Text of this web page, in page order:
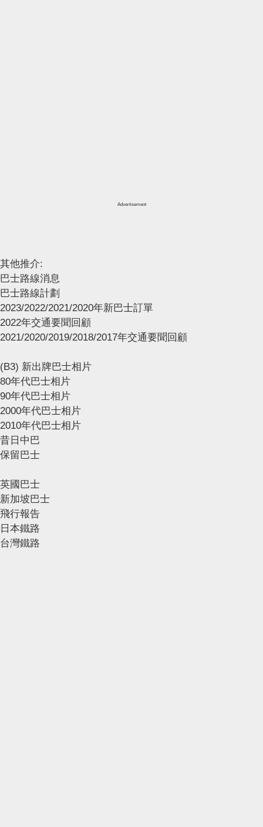
Advertisement
其他推介:
巴士路線消息
巴士路線計劃
2023/2022/2021/2020年新巴士訂單
2022年交通要聞回顧
2021/2020/2019/2018/2017年交通要聞回顧
(B3) 新出牌巴士相片
80年代巴士相片
90年代巴士相片
2000年代巴士相片
2010年代巴士相片
昔日中巴
保留巴士
英國巴士
新加坡巴士
飛行報告
日本鐵路
台灣鐵路